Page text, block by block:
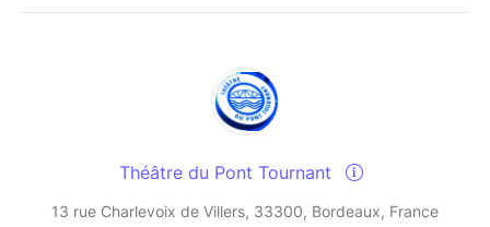
Théâtre du Pont Tournant
13 rue Charlevoix de Villers, 33300, Bordeaux, France